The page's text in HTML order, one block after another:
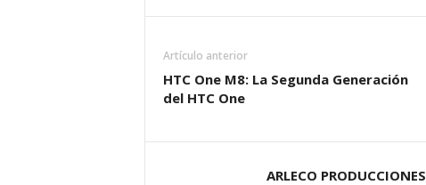
Artículo anterior
HTC One M8: La Segunda Generación
del HTC One
ARLECO PRODUCCIONES